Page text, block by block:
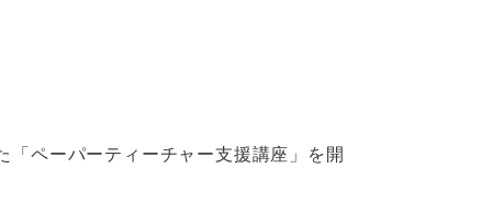
ペーパーティーチャー支援講座」を開